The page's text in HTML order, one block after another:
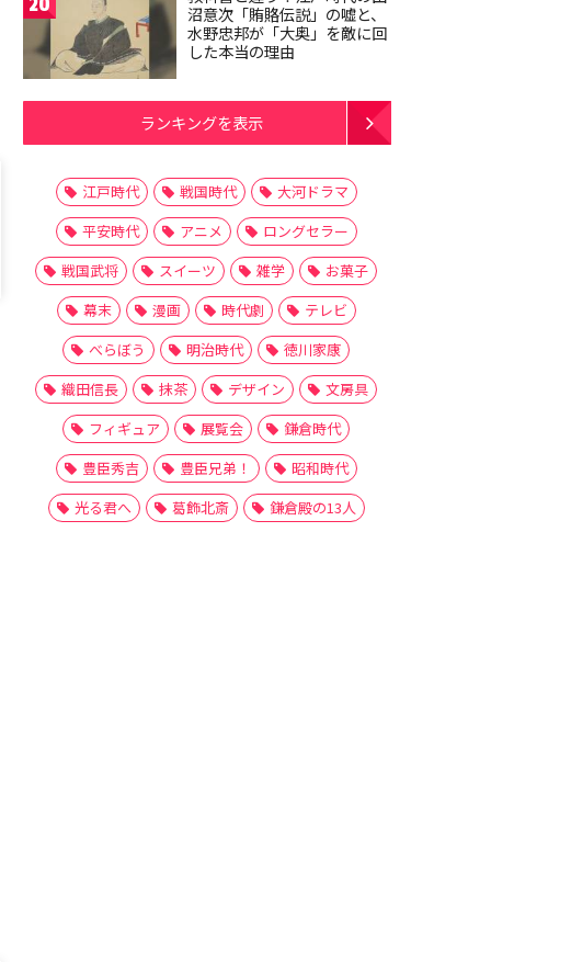
沼意次「賄賂伝説」の嘘と、
水野忠邦が「大奥」を敵に回
した本当の理由
ランキングを表示
江戸時代 戦国時代
大河ドラマ
平安時代
アニメ
ロングセラー
戦国武将
スイーツ 雑学
お菓子
幕末
漫画 時代劇
テレビ
べらぼう
明治時代
徳川家康
織田信長
抹茶 デザイン
文房具
フィギュア
展覧会
鎌倉時代
豊臣秀吉
豊臣兄弟！
昭和時代
光る君へ
葛飾北斎 鎌倉殿の13人